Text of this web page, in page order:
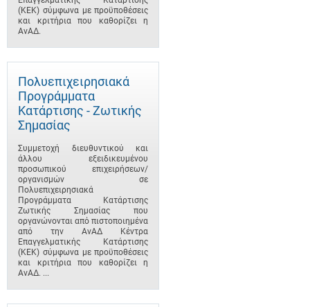
(ΚΕΚ) σύμφωνα με προϋποθέσεις
και κριτήρια που καθορίζει η
ΑνΑΔ.
Πολυεπιχειρησιακά
Προγράμματα
Κατάρτισης - Ζωτικής
Σημασίας
Συμμετοχή διευθυντικού και
άλλου εξειδικευμένου
προσωπικού επιχειρήσεων/
οργανισμών σε
Πολυεπιχειρησιακά
Προγράμματα Κατάρτισης
Ζωτικής Σημασίας που
οργανώνονται από πιστοποιημένα
από την ΑνΑΔ Κέντρα
Επαγγελματικής Κατάρτισης
(ΚΕΚ) σύμφωνα με προϋποθέσεις
και κριτήρια που καθορίζει η
ΑνΑΔ. ...